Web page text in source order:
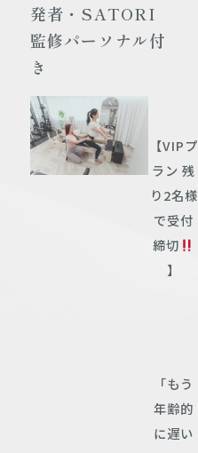
発者・SATORI
監修パーソナル付
き
【VIPプ
ラン 残
り2名様
で受付
締切
】
「もう
年齢的
に遅い